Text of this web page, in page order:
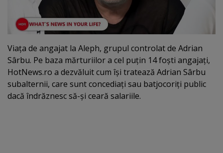
​Viaţa de angajat la Aleph, grupul controlat de Adrian
Sârbu. Pe baza mărturiilor a cel puţin 14 foşti angajaţi,
HotNews.ro a dezvăluit cum îşi tratează Adrian Sârbu
subalternii, care sunt concediaţi sau batjocoriţi public
dacă îndrăznesc să-şi ceară salariile.